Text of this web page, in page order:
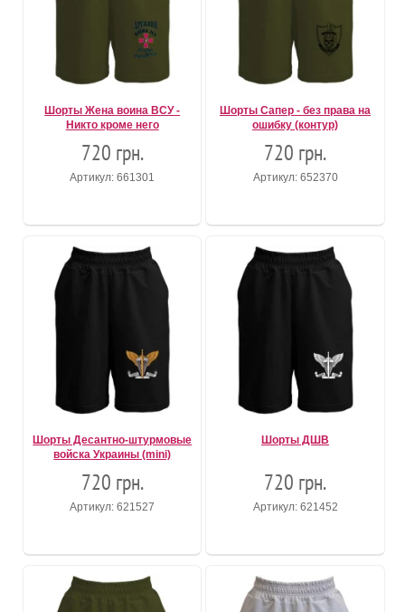
Шорты Жена воина ВСУ -
Никто кроме него
720 грн.
Артикул: 661301
Шорты Сапер - без права на
ошибку (контур)
720 грн.
Артикул: 652370
Шорты Десантно-штурмовые
войска Украины (mini)
720 грн.
Артикул: 621527
Шорты ДШВ
720 грн.
Артикул: 621452